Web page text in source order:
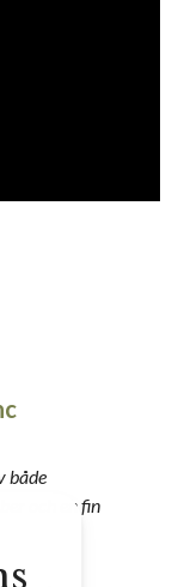
både
och en fin